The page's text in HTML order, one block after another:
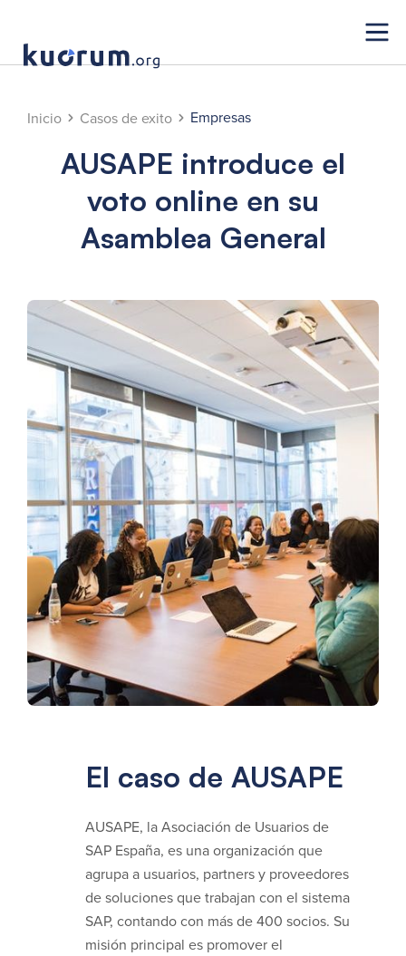
Inicio Casos de exito Empresas
AUSAPE introduce el
voto online en su
Asamblea General
El caso de AUSAPE
AUSAPE, la Asociación de Usuarios de
SAP España, es una organización que
agrupa a usuarios, partners y proveedores
de soluciones que trabajan con el sistema
SAP, contando con más de 400 socios. Su
misión principal es promover el